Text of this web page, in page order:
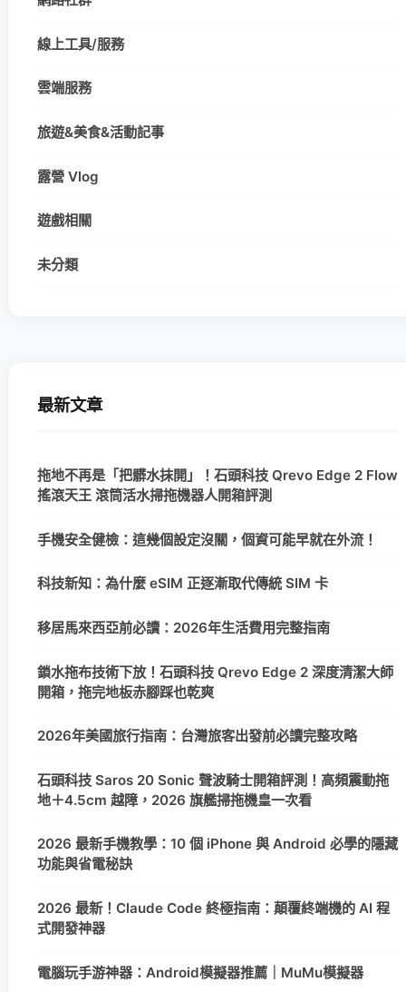
線上工具/服務
雲端服務
旅遊&美食&活動記事
露營 Vlog
遊戲相關
未分類
最新文章
拖地不再是「把髒水抹開」！石頭科技 Qrevo Edge 2 Flow
搖滾天王 滾筒活水掃拖機器人開箱評測
手機安全健檢：這幾個設定沒關，個資可能早就在外流！
科技新知：為什麼 eSIM 正逐漸取代傳統 SIM 卡
移居馬來西亞前必讀：2026年生活費用完整指南
鎖水拖布技術下放！石頭科技 Qrevo Edge 2 深度清潔大師
開箱，拖完地板赤腳踩也乾爽
2026年美國旅行指南：台灣旅客出發前必讀完整攻略
石頭科技 Saros 20 Sonic 聲波騎士開箱評測！高頻震動拖
地＋4.5cm 越障，2026 旗艦掃拖機皇一次看
2026 最新手機教學：10 個 iPhone 與 Android 必學的隱藏
功能與省電秘訣
2026 最新！Claude Code 終極指南：顛覆終端機的 AI 程
式開發神器
電腦玩手游神器：Android模擬器推薦｜MuMu模擬器